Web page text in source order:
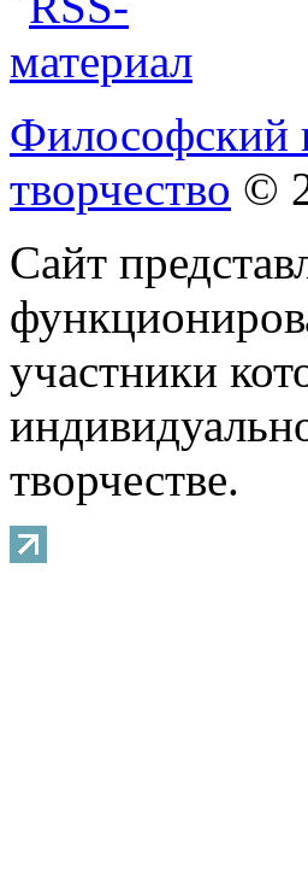
Философский
творчество ©
Сайт
участники
творчестве.